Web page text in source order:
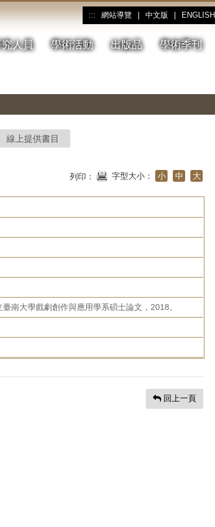
::: 網站導覽 中文版 ENGLISH
人員 學術活動 出版品 學術季刊
線上提供書目
列印： 字型大小： 小 中 大
南大學戲劇創作與應用學系碩士論文，2018。
回上一頁